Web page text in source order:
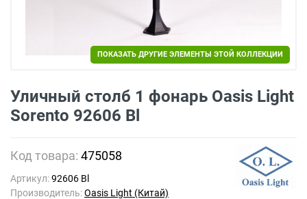
ПОКАЗАТЬ ДРУГИЕ ЭЛЕМЕНТЫ ЭТОЙ КОЛЛЕКЦИИ
Уличный столб 1 фонарь Oasis Light
Sorento 92606 Bl
Код товара: 475058
Артикул:92606 Bl
Производитель:Oasis Light (Китай)